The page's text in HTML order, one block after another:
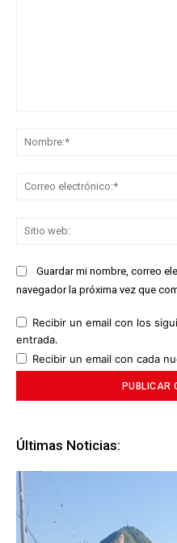
Guardar mi nombre, correo
navegador la próxima vez que
Recibir un email con los
entrada.
Recibir un email con cada
Últimas Noticias: